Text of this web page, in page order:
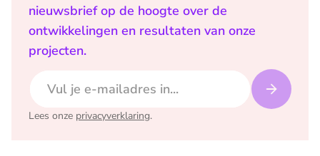
nieuwsbrief op de hoogte over de
ontwikkelingen en resultaten van onze
projecten.
Lees onze privacyverklaring.